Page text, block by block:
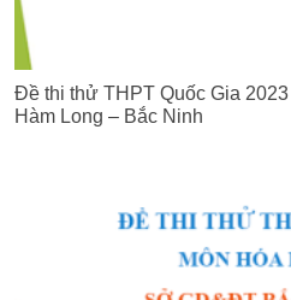
Đề thi thử THPT Quốc Gia
Hàm Long – Bắc Ninh